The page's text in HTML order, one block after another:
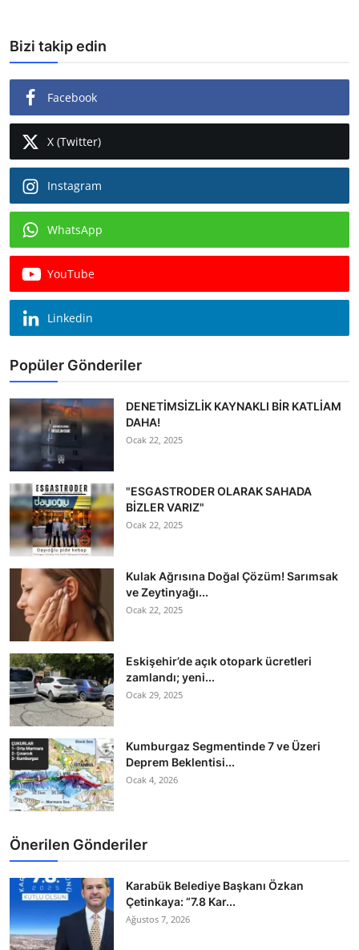
Bizi takip edin
Facebook
X (Twitter)
Instagram
WhatsApp
YouTube
Linkedin
Popüler Gönderiler
DENETİMSİZLİK KAYNAKLI BİR KATLİAM
DAHA!
Ocak 22, 2025
"ESGASTRODER OLARAK SAHADA
BİZLER VARIZ"
Ocak 22, 2025
Kulak Ağrısına Doğal Çözüm! Sarımsak
ve Zeytinyağı...
Ocak 22, 2025
Eskişehir’de açık otopark ücretleri
zamlandı; yeni...
Ocak 29, 2025
Kumburgaz Segmentinde 7 ve Üzeri
Deprem Beklentisi...
Ocak 4, 2026
Önerilen Gönderiler
Karabük Belediye Başkanı Özkan
Çetinkaya: “7.8 Kar...
Ağustos 7, 2026